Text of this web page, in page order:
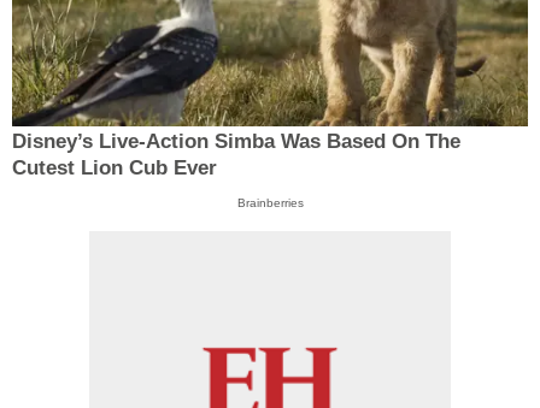
Disney’s Live-Action Simba Was Based On The
Cutest Lion Cub Ever
Brainberries